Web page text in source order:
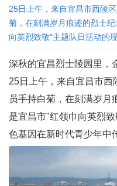
25日上午，来自宜昌市西陵
菊，在刻满岁月痕迹的烈士
向英烈致敬"主题队日活动的现
深秋的宜昌烈士陵园里，
25日上午，来自宜昌市西
员手持白菊，在刻满岁月
是宜昌市"红领巾向英烈
色基因在新时代青少年中